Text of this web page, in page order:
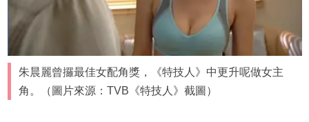
朱晨麗曾攞最佳女配角獎，《特技人》中更升呢做女主
角。（圖片來源：TVB《特技人》截圖）